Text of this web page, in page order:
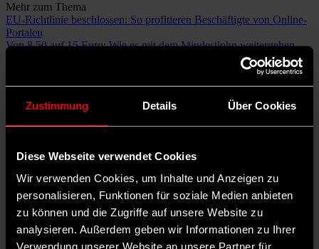
Zustimmung Details Über Cookies
Diese Webseite verwendet Cookies
Wir verwenden Cookies, um Inhalte und Anzeigen zu
personalisieren, Funktionen für soziale Medien anbieten
zu können und die Zugriffe auf unsere Website zu
analysieren. Außerdem geben wir Informationen zu Ihrer
Verwendung unserer Website an unsere Partner für
Mehr zum Thema
EU-Richtlinie beschlossen: So profitieren Beschäftigte von Online-
Portalen
Von 8,50 auf 15 Euro: Wie es mit dem Mindestlohn weitergehen
nicht zufrieden waren, haben sie im vergangenen Jahr mehr als
die über die Höhe der Lohnuntergrenze in Deutschland entscheidet.
Und auch die
SPD-Vorsitzenden Saskia Esken und Lars Klingbeil
forderten mehrfach eine deutliche Erhöhung des Mindestlohns, der
im kommenden Jahr lediglich um weitere 0,41 Cent auf dann 12,82
Euro steigen soll. Zum Vergleich: Scholz sprach im Frühjahr dieses
Jahres im Nachrichtenmagazin „Stern“ von einem schrittweisen
Anheben auf zunächst 14 Euro, dann auf 15 Euro.